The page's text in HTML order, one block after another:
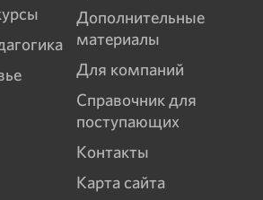
Дополнительные
материалы
Для компаний
Справочник для
поступающих
Контакты
Карта сайта